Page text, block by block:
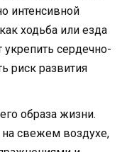
интенсивной
ходьба или езда
укрепить сердечно-
риск развития
образа жизни.
свежем воздухе,